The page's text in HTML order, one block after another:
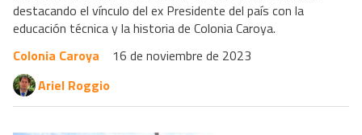
destacando el vínculo del ex Presidente del país con la
educación técnica y la historia de Colonia Caroya.
Colonia Caroya
16 de noviembre de 2023
Ariel Roggio